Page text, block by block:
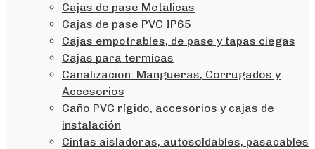
Cajas de pase Metalicas
Cajas de pase PVC IP65
Cajas empotrables, de pase y tapas ciegas
Cajas para termicas
Canalizacion: Mangueras, Corrugados y
Accesorios
Caño PVC rígido, accesorios y cajas de
instalación
Cintas aisladoras, autosoldables, pasacables